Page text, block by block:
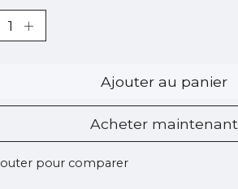
Ajouter au panier
Acheter maintenant
pour comparer